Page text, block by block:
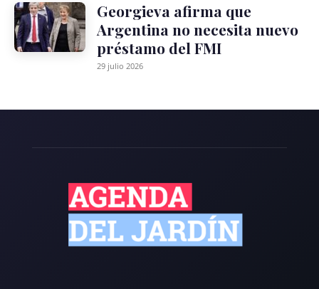
Georgieva afirma que
Argentina no necesita nuevo
préstamo del FMI
29 julio 2026